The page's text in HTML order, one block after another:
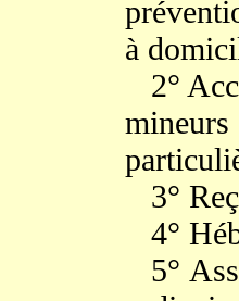
à
2°
mineurs
3°
4°
5°